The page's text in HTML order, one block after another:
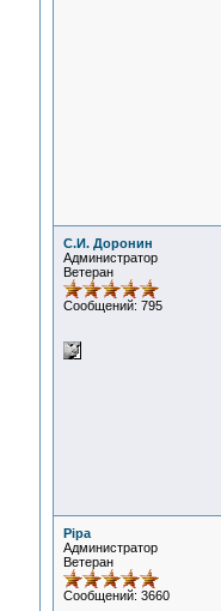
С.И. Доронин
Администратор
Ветеран
Сообщений: 795
Pipa
Администратор
Ветеран
Сообщений: 3660